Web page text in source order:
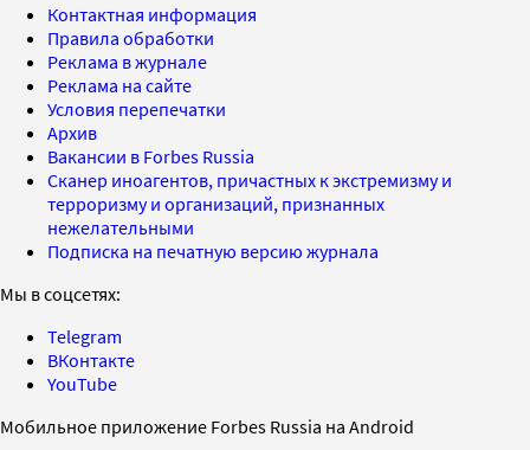
Контактная информация
Правила обработки
Реклама в журнале
Реклама на сайте
Условия перепечатки
Архив
Вакансии в Forbes Russia
Сканер иноагентов, причастных к экстремизму и
терроризму и организаций, признанных
нежелательными
Подписка на печатную версию журнала
Мы в соцсетях:
Telegram
ВКонтакте
YouTube
Мобильное приложение Forbes Russia на Android